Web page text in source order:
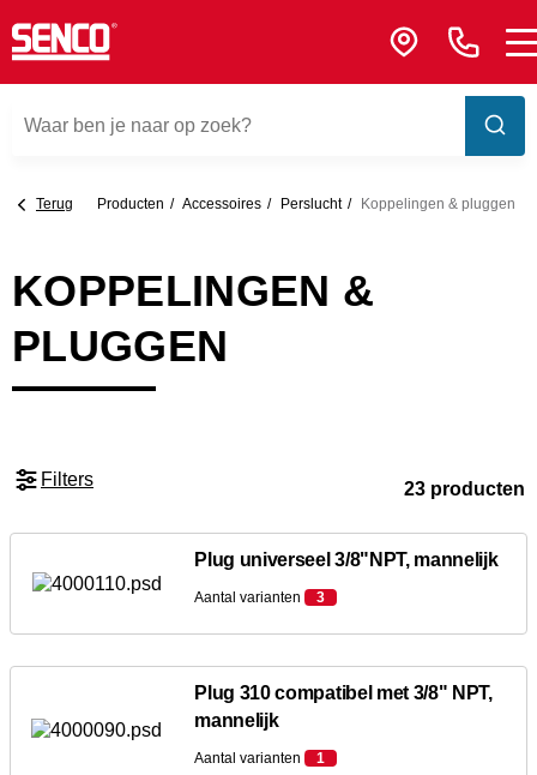
Terug Producten Accessoires Perslucht Koppelingen & pluggen
KOPPELINGEN &
PLUGGEN
Filters 23 producten
Plug universeel 3/8"NPT, mannelijk
Aantal varianten 3
Plug 310 compatibel met 3/8" NPT,
mannelijk
Aantal varianten 1